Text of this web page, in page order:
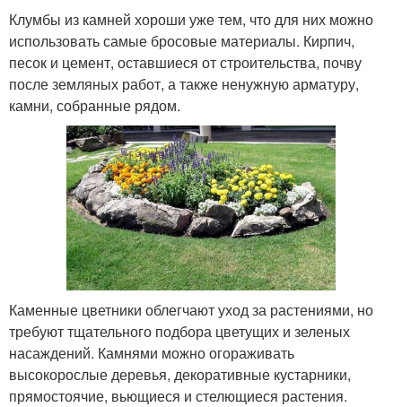
Клумбы из камней хороши уже тем, что для них можно
использовать самые бросовые материалы. Кирпич,
песок и цемент, оставшиеся от строительства, почву
после земляных работ, а также ненужную арматуру,
камни, собранные рядом.
Каменные цветники облегчают уход за растениями, но
требуют тщательного подбора цветущих и зеленых
насаждений. Камнями можно огораживать
высокорослые деревья, декоративные кустарники,
прямостоячие, вьющиеся и стелющиеся растения.